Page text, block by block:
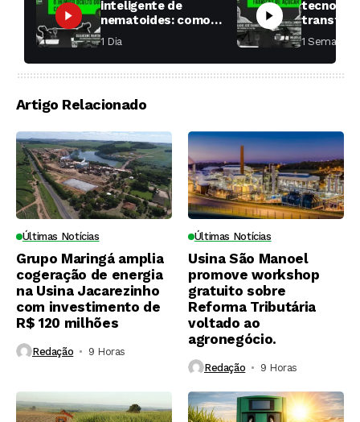
inteligente de
nematoides: como
aumentar a
produtividade das
soqueiras?
1 Dia ⁮
fábricas
1 Semana ⁮
Artigo Relacionado
Últimas Notícias
Grupo Maringá amplia
cogeração de energia
na Usina Jacarezinho
com investimento de
R$ 120 milhões
Redação 9 Horas ⁮
Últimas Notícias
Usina São Manoel
promove workshop
gratuito sobre
Reforma Tributária
voltado ao
agronegócio.
Redação 9 Horas ⁮